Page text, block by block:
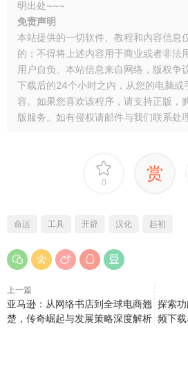
明出处~~~
免责声明
本站提供的一切软件、教程和内容信息
的；不得将上述内容用于商业或者非法
用户自负。本站信息来自网络，版权争
下载后的24个小时之内，从您的电脑或
容。如果您喜欢该程序，请支持正版，
版服务。如有侵权请邮件与我们联系处
0 赏
命运 工具 开辟 汉化 起初
上一篇
亚马逊：从网络书店到全球电商翘
楚，传奇崛起与发展策略深度解析
探索
频下